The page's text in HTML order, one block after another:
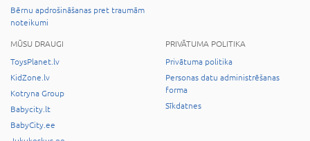
Bērnu apdrošināšanas pret traumām
noteikumi
MŪSU DRAUGI
ToysPlanet.lv
KidZone.lv
Kotryna Group
Babycity.lt
BabyCity.ee
PRIVĀTUMA POLITIKA
Privātuma politika
Personas datu administrēšanas
forma
Sīkdatnes